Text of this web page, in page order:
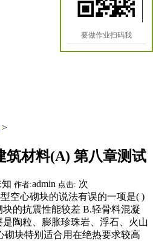
>
筑材料(A) 第八章测试
知 作者:admin 点击: 次
空心砌块的说法有误的一项是( )
的抗震性能较差 B.轻骨料混凝
陶粒、膨胀珍珠岩、浮石、火山
砌块特别适合用在绝热要求较高
要做作业扫码我